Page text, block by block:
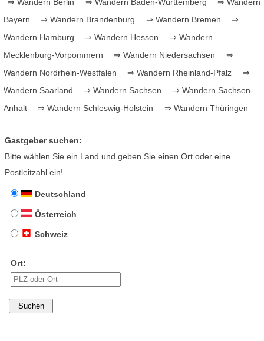
Bayern
⇒ Wandern Brandenburg ⇒ Wandern Bremen
⇒
Wandern Hamburg
⇒ Wandern Hessen
⇒ Wandern
Mecklenburg-Vorpommern
⇒ Wandern Niedersachsen
⇒
Wandern Nordrhein-Westfalen
⇒ Wandern Rheinland-Pfalz
⇒
Wandern Saarland
⇒ Wandern Sachsen
⇒ Wandern Sachsen-
Anhalt
⇒ Wandern Schleswig-Holstein ⇒ Wandern Thüringen
Gastgeber suchen:
Bitte wählen Sie ein Land und geben Sie einen Ort oder eine
Postleitzahl ein!
Deutschland
Österreich
Schweiz
Ort: